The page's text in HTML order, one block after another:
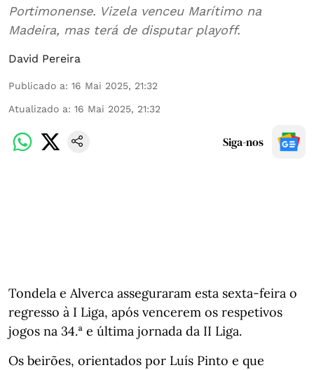
Portimonense. Vizela venceu Marítimo na
Madeira, mas terá de disputar playoff.
David Pereira
Publicado a: 16 Mai 2025, 21:32
Atualizado a: 16 Mai 2025, 21:32
Siga-nos
Tondela e Alverca asseguraram esta sexta-feira o
regresso à I Liga, após vencerem os respetivos
jogos na 34.ª e última jornada da II Liga.
Os beirões, orientados por Luís Pinto e que